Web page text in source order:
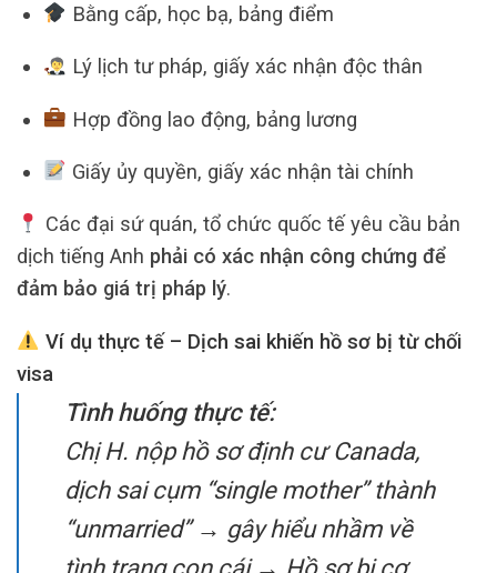
Bằng cấp, học bạ, bảng điểm
Lý lịch tư pháp, giấy xác nhận độc thân
Hợp đồng lao động, bảng lương
Giấy ủy quyền, giấy xác nhận tài chính
Các đại sứ quán, tổ chức quốc tế yêu cầu bản
dịch tiếng Anh phải có xác nhận công chứng để
đảm bảo giá trị pháp lý.
Ví dụ thực tế – Dịch sai khiến hồ sơ bị từ chối
visa
Tình huống thực tế:
Chị H. nộp hồ sơ định cư Canada,
dịch sai cụm “single mother” thành
“unmarried” → gây hiểu nhầm về